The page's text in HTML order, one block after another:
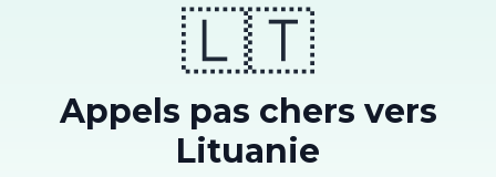
🇱🇹
Appels pas chers vers
Lituanie